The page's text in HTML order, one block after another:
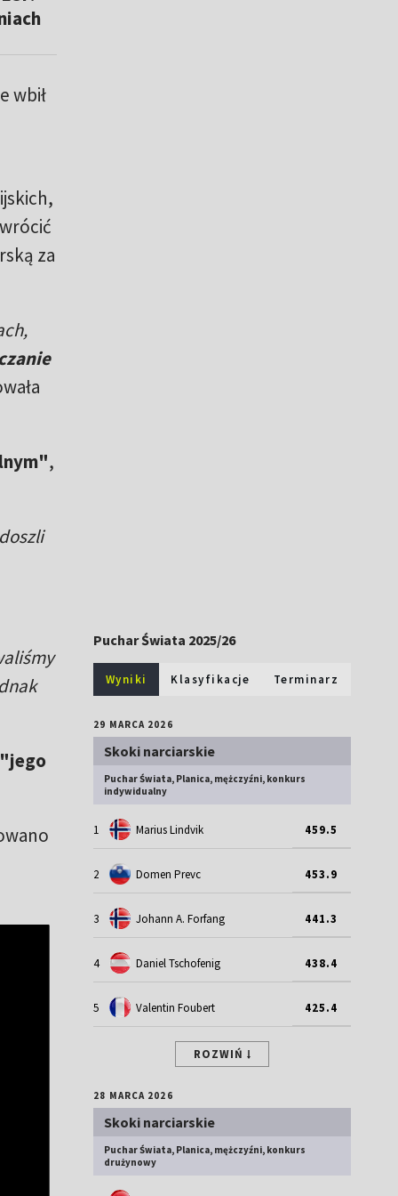
wbił
za
,
"jego
Puchar Świata 2025/26
Wyniki Klasyfikacje Terminarz
29 MARCA 2026
Skoki narciarskie
Puchar Świata, Planica, mężczyźni, konkurs
indywidualny
1 Marius Lindvik 459.5
2 Domen Prevc 453.9
3 Johann A. Forfang 441.3
4 Daniel Tschofenig 438.4
5 Valentin Foubert 425.4
ROZWIŃ
28 MARCA 2026
Skoki narciarskie
Puchar Świata, Planica, mężczyźni, konkurs
drużynowy